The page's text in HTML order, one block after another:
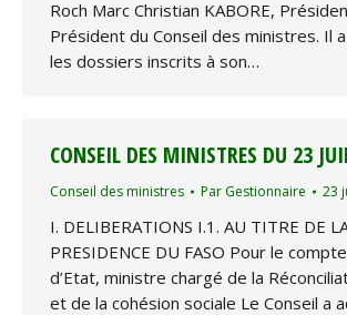
Roch Marc Christian KABORE,
Président du Conseil des ministres. Il
les dossiers inscrits à son…
CONSEIL DES MINISTRES DU 23
Conseil des ministres Par Gestionnaire 23
I. DELIBERATIONS I.1. AU TITRE DE
PRESIDENCE DU FASO Pour le
d’Etat, ministre chargé de la
et de la cohésion sociale Le Conseil a